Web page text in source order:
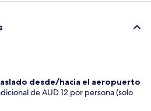
desde/hacia el aeropuerto
de AUD 12 por persona (solo